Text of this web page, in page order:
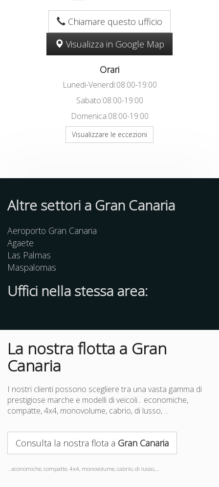
Chiamare questo ufficio
Visualizza in Google Map
Orari
Lunedi-Venerdì:08:00-19:00
Sabato:08:00-19:00
Domenica:08:00-19:00
Visualizzare le eccezioni
Altre settori a Gran Canaria
Aeroporto Gran Canaria
Agaete
Las Palmas
Maspalomas
Uffici nella stessa area:
La nostra flotta a Gran
Canaria
I nostri clienti possono scegliere tra una vasta gamma di
prestigiose marche e modelli di veicoli... economiche,
compatte, 4x4, monovolume, cabrio, di lusso, ...
Consulta la nostra flota a Gran Canaria
...economiche, compatte, 4x4, monovolume, cabrio, di lusso,...